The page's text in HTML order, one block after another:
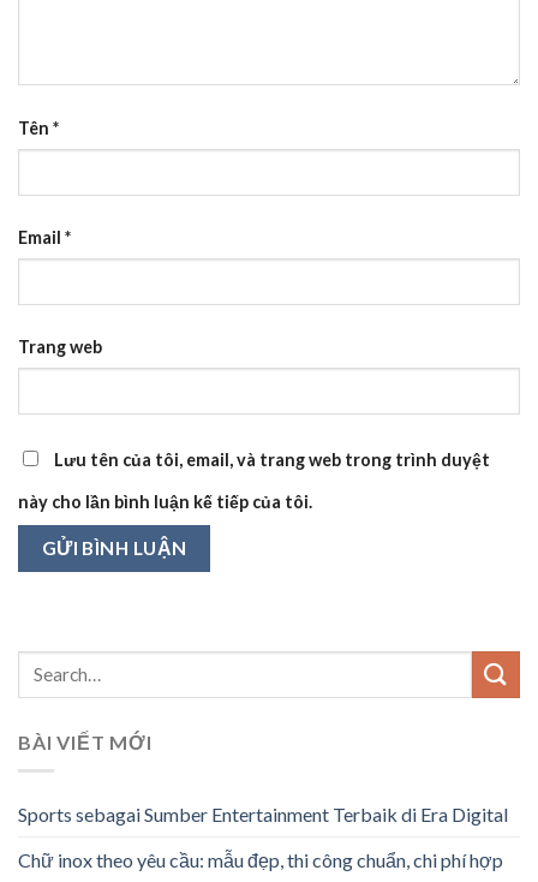
Tên *
Email *
Trang web
Lưu tên của tôi, email, và trang web trong trình duyệt
này cho lần bình luận kế tiếp của tôi.
BÀI VIẾT MỚI
Sports sebagai Sumber Entertainment Terbaik di Era Digital
Chữ inox theo yêu cầu: mẫu đẹp, thi công chuẩn, chi phí hợp